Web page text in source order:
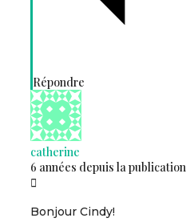
Répondre
catherine
6 années depuis la publication
Bonjour Cindy!